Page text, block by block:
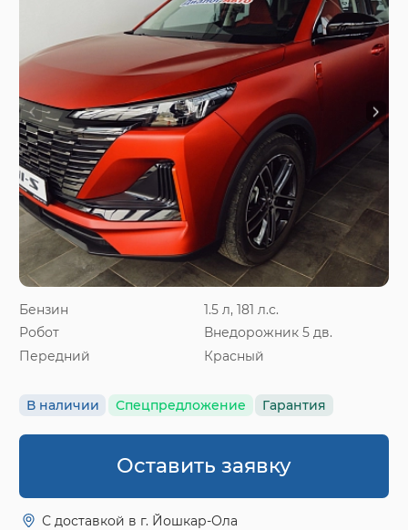
Бензин
1.5 л, 181 л.с.
Робот
Внедорожник 5 дв.
Передний
Красный
В наличии Спецпредложение Гарантия
Оставить заявку
С доставкой в г. Йошкар-Ола